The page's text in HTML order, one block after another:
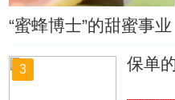
“蜜蜂博士”的甜蜜事业
3 保单